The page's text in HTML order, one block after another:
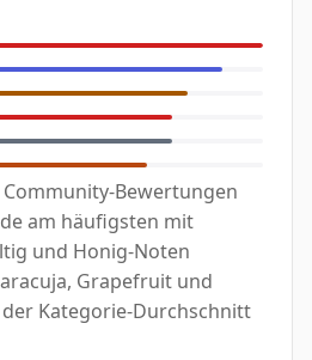
Bewertungen
am häufigsten mit
und Honig-Noten
Grapefruit und
Kategorie-Durchschnitt